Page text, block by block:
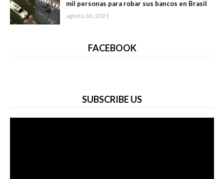
mil personas para robar sus bancos en Brasil
agosto 30, 2021
FACEBOOK
SUBSCRIBE US